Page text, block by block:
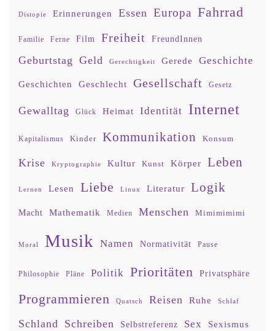
Distopie Erinnerungen Essen Europa Fahrrad
Familie Ferne Film Freiheit FreundInnen
Geburtstag Geld Gerechtigkeit Gerede Geschichte
Geschichten Geschlecht Gesellschaft Gesetz
Gewalltag Glück Heimat Identität Internet
Kapitalismus Kinder Kommunikation Konsum
Krise Kryptographie Kultur Kunst Körper Leben
Lernen Lesen Liebe Linux Literatur Logik
Macht Mathematik Medien Menschen Mimimimimi
Moral Musik Namen Normativität Pause
Philosophie Pläne Politik Prioritäten Privatsphäre
Programmieren Quatsch Reisen Ruhe Schlaf
Schland Schreiben Selbstreferenz Sex Sexismus